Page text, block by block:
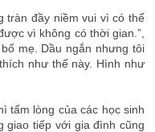
tràn đầy niềm vui vì có thể
vì không có thời gian.”,
mẹ. Dầu ngắn nhưng tôi
như thế này. Hình như
tấm lòng của các học sinh
giao tiếp với gia đình cũng